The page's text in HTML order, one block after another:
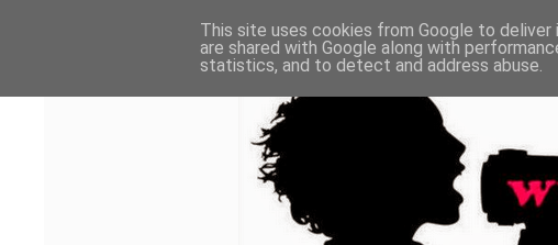
This site uses cookies from Google to
are shared with Google along with
statistics, and to detect and address abuse.